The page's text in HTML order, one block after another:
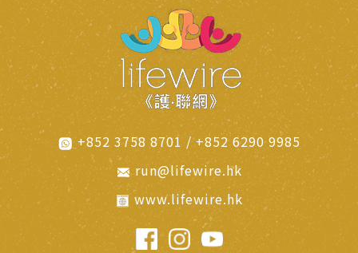
+852 3758 8701 / +852 6290 9985
run@lifewire.hk
www.lifewire.hk